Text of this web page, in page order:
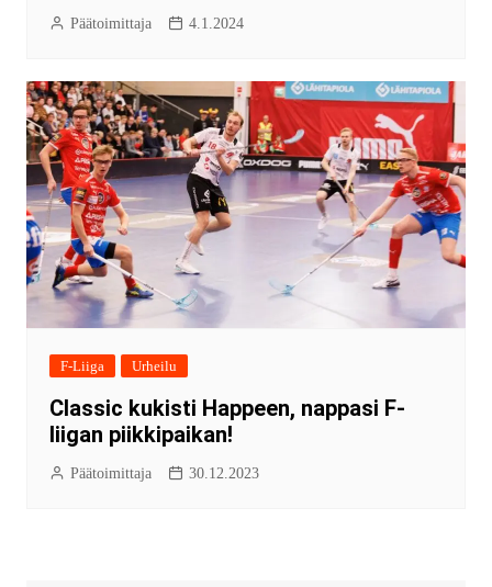
Päätoimittaja 4.1.2024
F-Liiga Urheilu
Classic kukisti Happeen, nappasi F-
liigan piikkipaikan!
Päätoimittaja 30.12.2023